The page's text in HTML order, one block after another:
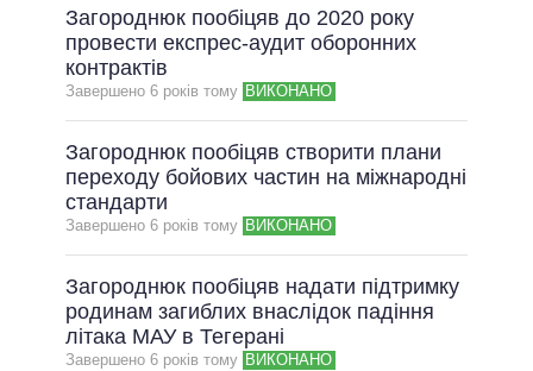
Загороднюк пообіцяв до 2020 року
провести експрес-аудит оборонних
контрактів
Завершено 6 рокiв тому ВИКОНАНО
Загороднюк пообіцяв створити плани
переходу бойових частин на міжнародні
стандарти
Завершено 6 рокiв тому ВИКОНАНО
Загороднюк пообіцяв надати підтримку
родинам загиблих внаслідок падіння
літака МАУ в Тегерані
Завершено 6 рокiв тому ВИКОНАНО